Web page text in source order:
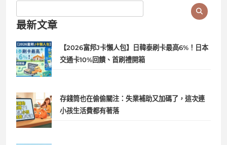
最新文章
【2026富邦J卡懶人包】日韓泰刷卡最高6%！日本
交通卡10%回饋、首刷禮開箱
存錢筒也在偷偷關注：失業補助又加碼了，這次連
小孩生活費都有著落